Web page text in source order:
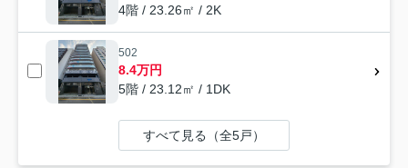
4階 / 23.26㎡ / 2K
502
8.4万円
5階 / 23.12㎡ / 1DK
すべて見る（全5戸）